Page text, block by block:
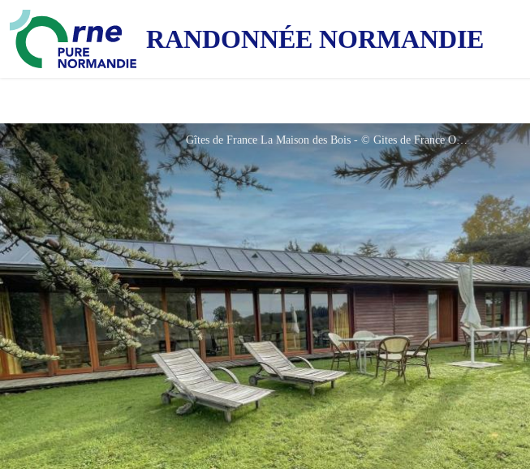
RANDONNÉE NORMANDIE
Gîtes de France La Maison des Bois - © Gites de France Orne